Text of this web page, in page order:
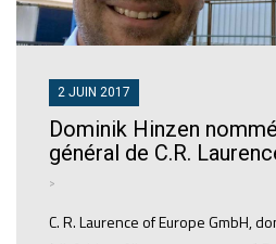
2 JUIN 2017
Dominik Hinzen
général de C.R.
>
C. R. Laurence of Europe GmbH,